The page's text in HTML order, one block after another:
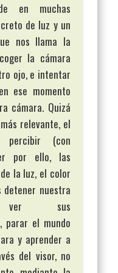
en muchas
de luz y un
nos llama la
la cámara
ojo, e intentar
ese momento
cámara. Quizá
relevante, el
(con
por ello, las
la luz, el color
detener nuestra
ver sus
parar el mundo
y aprender a
del visor, no